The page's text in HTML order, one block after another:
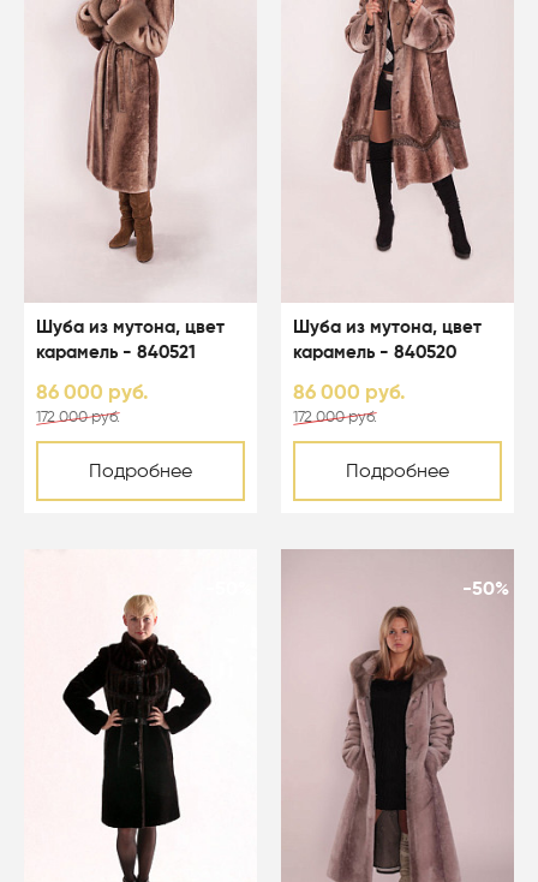
Шуба из мутона, цвет
карамель - 840521
86 000 руб.
172 000 руб.
Подробнее
Шуба из мутона, цвет
карамель - 840520
86 000 руб.
172 000 руб.
Подробнее
-50%